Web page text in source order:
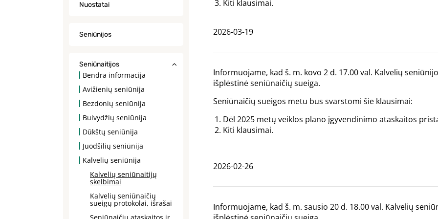
Nuostatai
Seniūnijos
Seniūnaitijos
Bendra informacija
Avižienių seniūnija
Bezdonių seniūnija
Buivydžių seniūnija
Dūkštų seniūnija
Juodšilių seniūnija
Kalvelių seniūnija
Kalvelių seniūnaitijų
skelbimai
Kalvelių seniūnaičių
sueigų protokolai, išrašai
Kiti klausimai.
2026-03-19
Informuojame, kad š. m. kovo 2 d. 17.00 val. Kalvelių
išplėstinė seniūnaičių sueiga.
Seniūnaičių sueigos metu bus svarstomi šie klausimai:
Dėl 2025 metų veiklos plano įgyvendinimo ataskaitos
Kiti klausimai.
2026-02-26
Informuojame, kad š. m. sausio 20 d. 18.00 val. Kalvelių